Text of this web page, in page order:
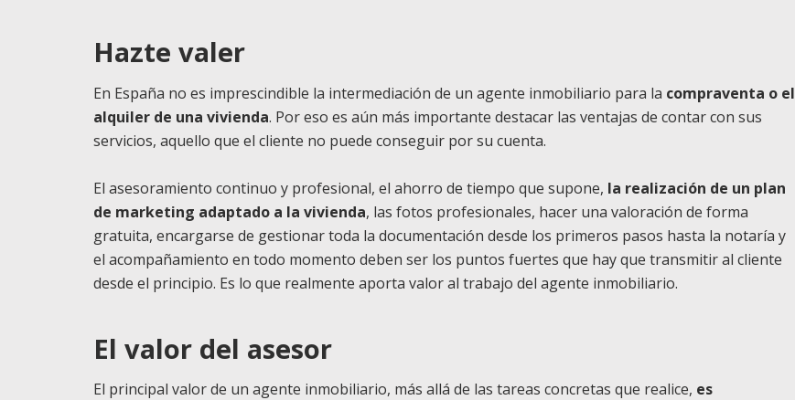
Hazte valer
En España no es imprescindible la intermediación de un agente inmobiliario para la compraventa o el
alquiler de una vivienda. Por eso es aún más importante destacar las ventajas de contar con sus
servicios, aquello que el cliente no puede conseguir por su cuenta.
El asesoramiento continuo y profesional, el ahorro de tiempo que supone, la realización de un plan
de marketing adaptado a la vivienda, las fotos profesionales, hacer una valoración de forma
gratuita, encargarse de gestionar toda la documentación desde los primeros pasos hasta la notaría y
el acompañamiento en todo momento deben ser los puntos fuertes que hay que transmitir al cliente
desde el principio. Es lo que realmente aporta valor al trabajo del agente inmobiliario.
El valor del asesor
El principal valor de un agente inmobiliario, más allá de las tareas concretas que realice, es